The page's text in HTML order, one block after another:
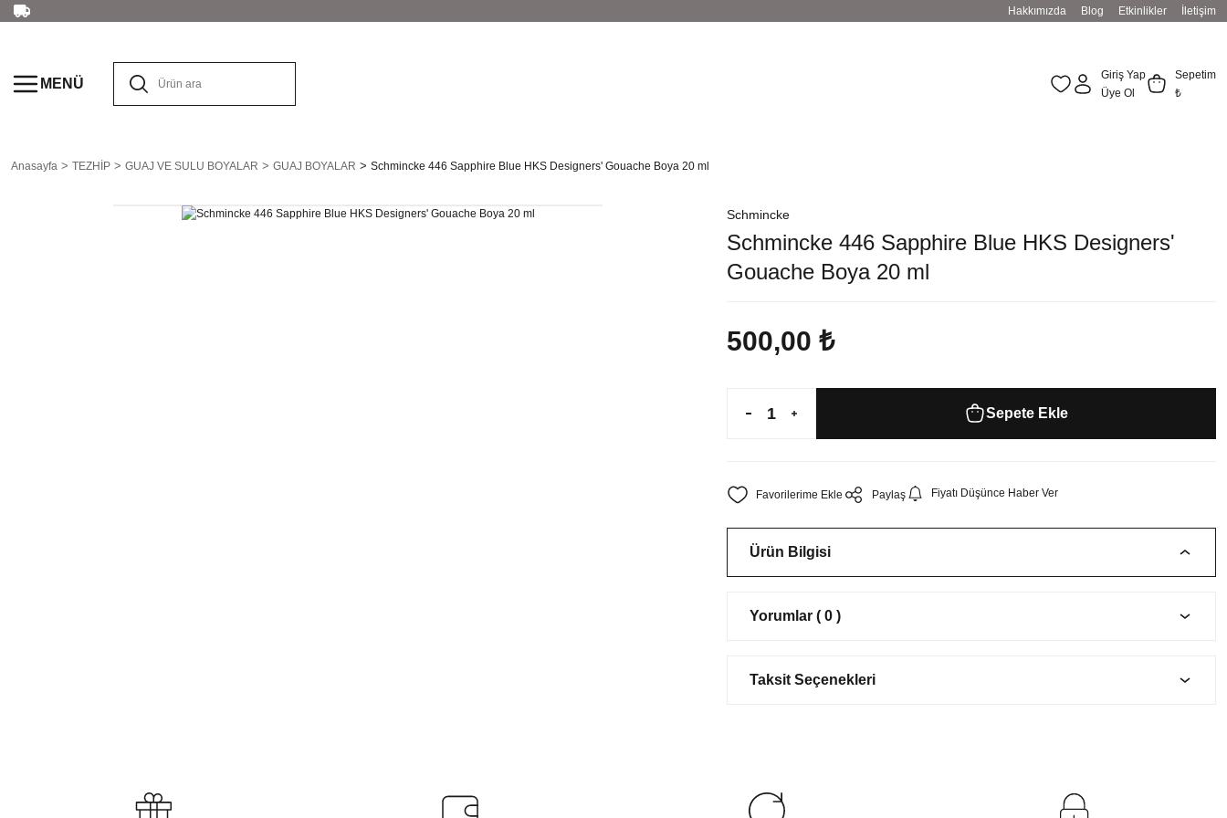
Hakkımızda Blog Etkinlikler İletişim
MENÜ
Giriş Yap
Üye Ol
Sepetim
₺
Anasayfa TEZHİP GUAJ VE SULU BOYALAR GUAJ BOYALAR Schmincke 446 Sapphire Blue HKS Designers' Gouache Boya 20 ml
Schmincke
Schmincke 446 Sapphire Blue HKS Designers'
Gouache Boya 20 ml
500,00 ₺
Sepete Ekle
Paylaş Fiyatı Düşünce Haber Ver
Ürün Bilgisi
Yorumlar ( 0 )
Taksit Seçenekleri